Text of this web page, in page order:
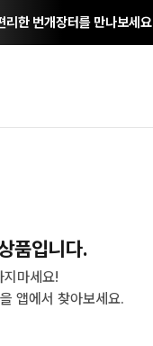
리한 번개장터를 만나보세
품입니다.
지마세요!
앱에서 찾아보세요.